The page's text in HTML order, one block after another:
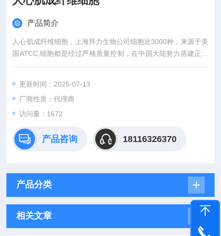
产品简介
人心肌成纤维细胞，上海拜力生物公司细胞近3000种，来源于美
国ATCC,细胞都是经过严格质量控制，在中国大陆努力搭建正牌
细胞与国内广大科研人员之间的沟通桥梁。外，还有更多相关实
更新时间：2025-07-13
厂商性质：代理商
访问量：1672
产品咨询 18116326370
产品分类
相关文章